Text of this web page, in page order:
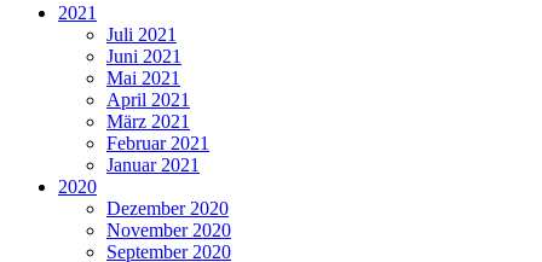
2021
Juli 2021
Juni 2021
Mai 2021
April 2021
März 2021
Februar 2021
Januar 2021
2020
Dezember 2020
November 2020
September 2020